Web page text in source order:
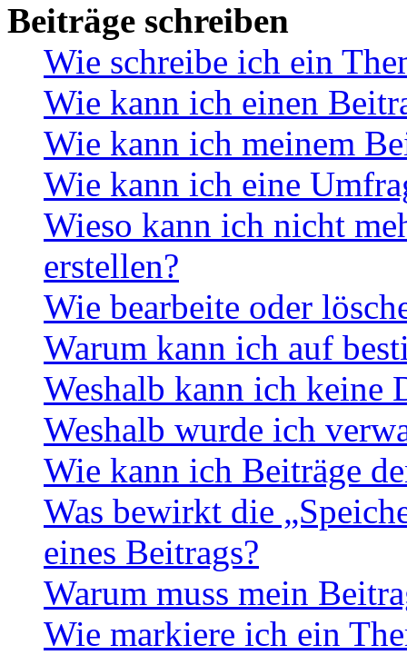
Beiträge schreiben
Wie schreibe ich ein
Wie kann ich einen
Wie kann ich meinem
Wie kann ich eine
Wieso kann ich nicht
erstellen?
Wie bearbeite oder
Warum kann ich auf
Weshalb kann ich keine
Weshalb wurde ich
Wie kann ich Beiträge
Was bewirkt die
eines Beitrags?
Warum muss mein
Wie markiere ich ein